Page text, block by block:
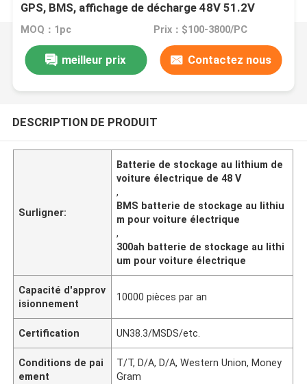
GPS, BMS, affichage de décharge 48V 51.2V
300ah 404ah
MOQ：1pc Prix：$100-3800/PC
meilleur prix Contactez nous
DESCRIPTION DE PRODUIT
Surligner:
Batterie de stockage au lithium de
voiture électrique de 48 V
,
BMS batterie de stockage au lithiu
m pour voiture électrique
,
300ah batterie de stockage au lithi
um pour voiture électrique
Capacité d'approv
isionnement
10000 pièces par an
Certification UN38.3/MSDS/etc.
Conditions de pai
ement
T/T, D/A, D/A, Western Union, Money
Gram